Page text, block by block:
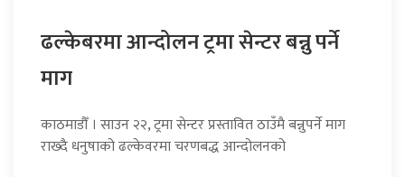
ढल्केबरमा आन्दोलन ट्रमा सेन्टर बन्नु पर्ने
माग
काठमाडौँ । साउन २२, ट्रमा सेन्टर प्रस्तावित ठाउँमै बन्नुपर्ने माग
राख्दै धनुषाको ढल्केवरमा चरणबद्ध आन्दोलनको